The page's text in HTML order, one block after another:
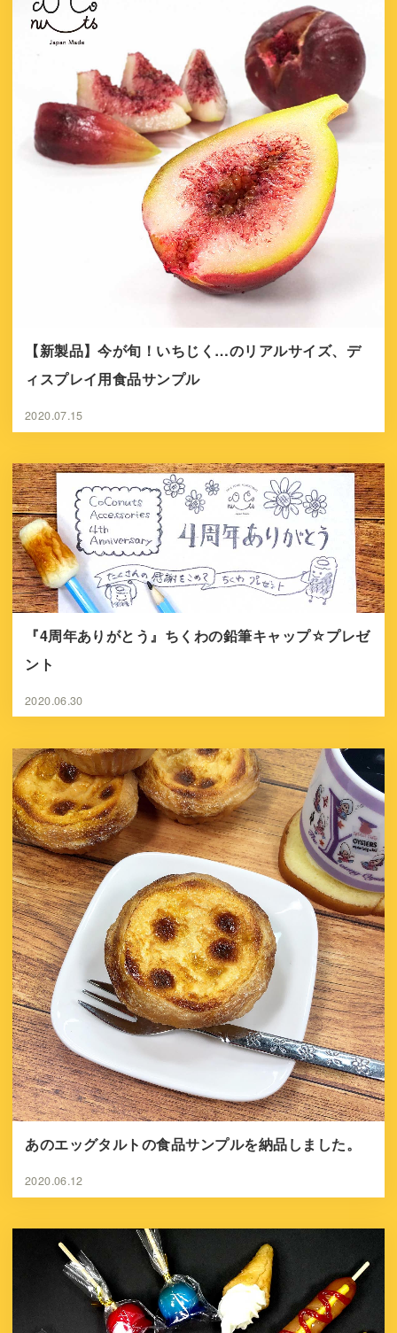
【新製品】今が旬！いちじく…のリアルサイズ、デ
ィスプレイ用食品サンプル
2020.07.15
『4周年ありがとう』ちくわの鉛筆キャップ☆プレゼ
ント
2020.06.30
あのエッグタルトの食品サンプルを納品しました。
2020.06.12